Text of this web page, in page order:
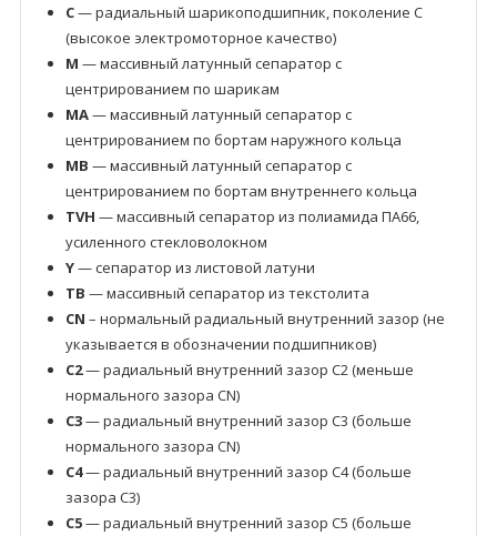
C— радиальный шарикоподшипник, поколение C
(высокое электромоторное качество)
M — массивный латунный сепаратор с
центрированием по шарикам
MA— массивный латунный сепаратор с
центрированием по бортам наружного кольца
MB — массивный латунный сепаратор с
центрированием по бортам внутреннего кольца
TVH — массивный сепаратор из полиамида ПА66,
усиленного стекловолокном
Y— сепаратор из листовой латуни
TB — массивный сепаратор из текстолита
CN – нормальный радиальный внутренний зазор (не
указывается в обозначении подшипников)
C2— радиальный внутренний зазор C2 (меньше
нормального зазора CN)
C3— радиальный внутренний зазор C3 (больше
нормального зазора CN)
C4— радиальный внутренний зазор C4 (больше
зазора C3)
C5— радиальный внутренний зазор C5 (больше